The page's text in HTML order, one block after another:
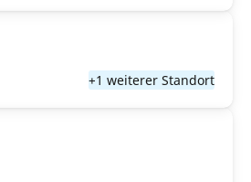
+1 weiterer Standort